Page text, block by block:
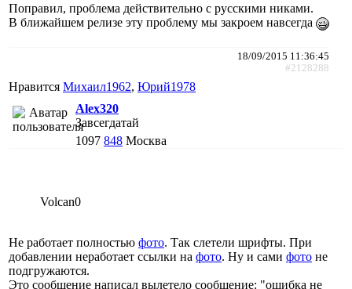
Поправил, проблема действительно с русскими никами.
В ближайшем релизе эту проблему мы закроем навсегда
18/09/2015 11:36:45
#2128288
Нравится Михаил1962, Юрий1978
Alex320
Завсегдатай
1097 848 Москва
Volcan0
Не работает полностью фото. Так слетели шрифты. При
добавлении неработает ссылки на фото. Ну и сами фото не
подгружаются.
Это сообщение написал вылетело сообщение: "ошибка не